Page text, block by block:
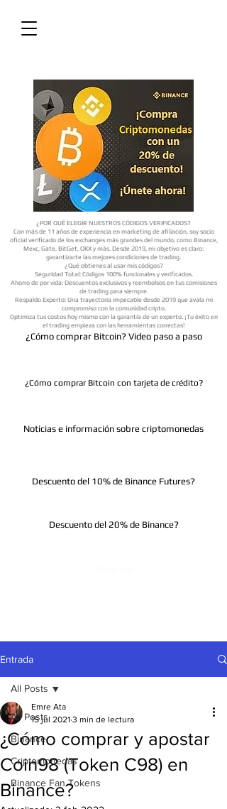
¿Cómo comprar Bitcoin? Video paso a paso
¿Cómo comprar Bitcoin con tarjeta de crédito?
Noticias e información sobre criptomonedas
Descuento del 20% de Binance?
Descuento del 10% de Binance Futures?
¿POR QUÉ ELEGIR NUESTROS CÓDIGOS VERIFICADOS?
Con más de 11 años de experiencia en marketing de afiliación, soy socio
oficial verificado de los exchanges más grandes del mundo, como Binance,
Mexc, Gate, BitGet, OKX y más. Desde 2019, mi objetivo es claro:
garantizarte las mejores condiciones de trading.
¿Qué obtienes al usar mis códigos?
Seguridad Total: Códigos 100% funcionales y verificados.
Ahorro de por vida: Descuentos exclusivos y reembolsos en tus comisiones
de trading para siempre.
Respaldo Experto: Una trayectoria impecable desde 2019 que avala mi
compromiso con la comunidad cripto.
Optimiza tus costos hoy mismo con la garantía de un experto. ¡Tu éxito en
el trading empieza con las herramientas correctas!
Entrada
All Posts
Binance
Criptomonedas
Binance Fan Tokens
All Posts
¿Cómo comprar y apostar
Coin98 (Token C98) en
Binance?
Emre Ata
15 jul 2021 3 min de lectura